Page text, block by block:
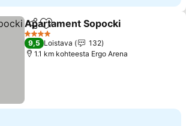
Jaa Lisää suosikkeihin
Apartament Sopocki
4 Tähtiluokitus
9,5 Loistava
132
1.1 km kohteesta Ergo Arena